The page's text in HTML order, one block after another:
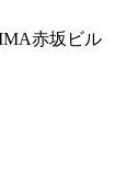
赤坂ビル